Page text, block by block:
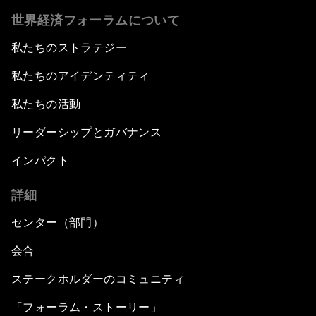
世界経済フォーラムについて
私たちのストラテジー
私たちのアイデンティティ
私たちの活動
リーダーシップとガバナンス
インパクト
詳細
センター（部門）
会合
ステークホルダーのコミュニティ
「フォーラム・ストーリー」